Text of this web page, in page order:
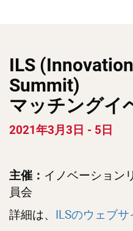
ILS
Summit)
マッチングイ
2021年3月3日 - 5日
主催： イノベーション
員会
詳細は、 ILSのウェブサ